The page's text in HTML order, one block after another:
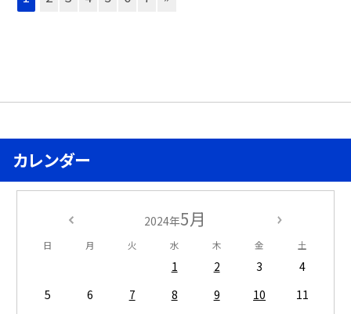
カレンダー
2024年5月
日 月 火 水 木 金 土
1 2 3
4
5
6 7 8 9 10
11